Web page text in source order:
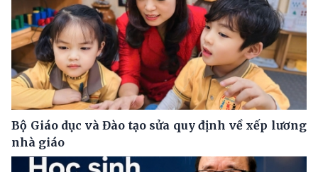
Bộ Giáo dục và Đào tạo sửa quy định về xếp lương
nhà giáo